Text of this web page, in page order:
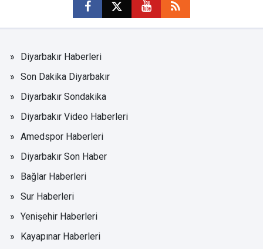
Diyarbakır Haberleri
Son Dakika Diyarbakır
Diyarbakır Sondakika
Diyarbakır Video Haberleri
Amedspor Haberleri
Diyarbakır Son Haber
Bağlar Haberleri
Sur Haberleri
Yenişehir Haberleri
Kayapınar Haberleri